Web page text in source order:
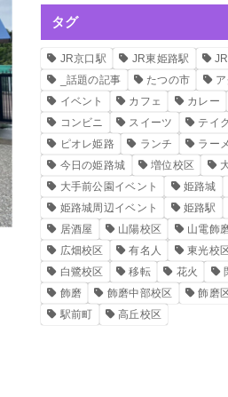
タグ
JR京口駅 JR東姫路駅
_話題の記事
たつの市
イベント
カフェ カレー
コンビニ
スイーツ
テイ
ピオレ姫路
ランチ ラー
今日の姫路城
増位校区
大手前公園イベント
姫路城
姫路城周辺イベント
姫路駅
居酒屋
山陽校区 山電飾
広畑校区
有名人 東光校
白鷺校区
移転 花火
飾磨
飾磨中部校区 飾磨
駅前町
高丘校区